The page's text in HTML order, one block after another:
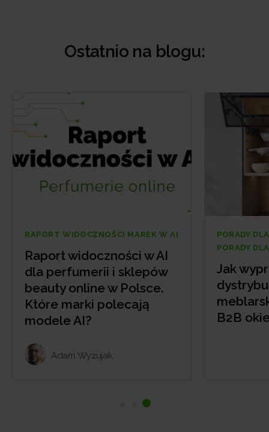
Ostatnio na blogu:
PORADY DLA FIRM
Jak wypromować
dystrybutora dla branży
meblarskiej? Marketing
B2B okiem marki SAS
RAPORT
Raport
dla
Które
modele